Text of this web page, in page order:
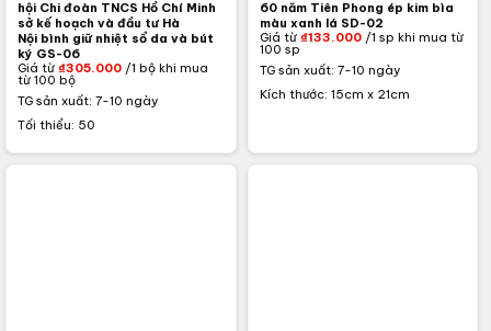
hội Chi đoàn TNCS Hồ Chí Minh
sở kế hoạch và đầu tư Hà
Nội bình giữ nhiệt sổ da và bút
ký GS-06
Giá từ ₫305.000 /1 bộ khi mua
từ 100 bộ
TG sản xuất: 7-10 ngày
Tối thiểu: 50
60 năm Tiên Phong ép kim bìa
màu xanh lá SD-02
Giá từ ₫133.000/1 sp khi mua từ
100 sp
TG sản xuất: 7-10 ngày
Kích thước: 15cm x 21cm